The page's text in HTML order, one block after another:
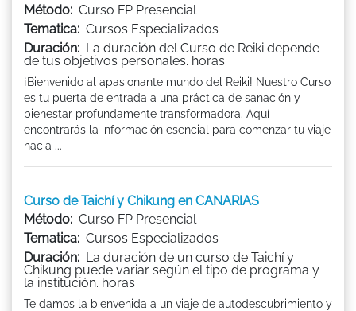
Método: Curso FP Presencial
Tematica: Cursos Especializados
Duración: La duración del Curso de Reiki depende
de tus objetivos personales. horas
¡Bienvenido al apasionante mundo del Reiki! Nuestro Curso
es tu puerta de entrada a una práctica de sanación y
bienestar profundamente transformadora. Aquí
encontrarás la información esencial para comenzar tu viaje
hacia ...
Curso de Taichí y Chikung en CANARIAS
Método: Curso FP Presencial
Tematica: Cursos Especializados
Duración: La duración de un curso de Taichí y
Chikung puede variar según el tipo de programa y
la institución. horas
Te damos la bienvenida a un viaje de autodescubrimiento y